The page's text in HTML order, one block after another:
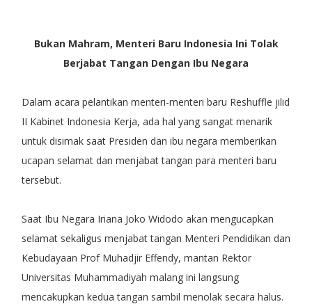
Bukan Mahram, Menteri Baru Indonesia Ini Tolak
Berjabat Tangan Dengan Ibu Negara
Dalam acara pelantikan menteri-menteri baru Reshuffle jilid
II Kabinet Indonesia Kerja, ada hal yang sangat menarik
untuk disimak saat Presiden dan ibu negara memberikan
ucapan selamat dan menjabat tangan para menteri baru
tersebut.
Saat Ibu Negara Iriana Joko Widodo akan mengucapkan
selamat sekaligus menjabat tangan Menteri Pendidikan dan
Kebudayaan Prof Muhadjir Effendy, mantan Rektor
Universitas Muhammadiyah malang ini langsung
mencakupkan kedua tangan sambil menolak secara halus.